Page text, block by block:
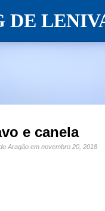
DE
e canela
Aragão em novembro 20, 2018